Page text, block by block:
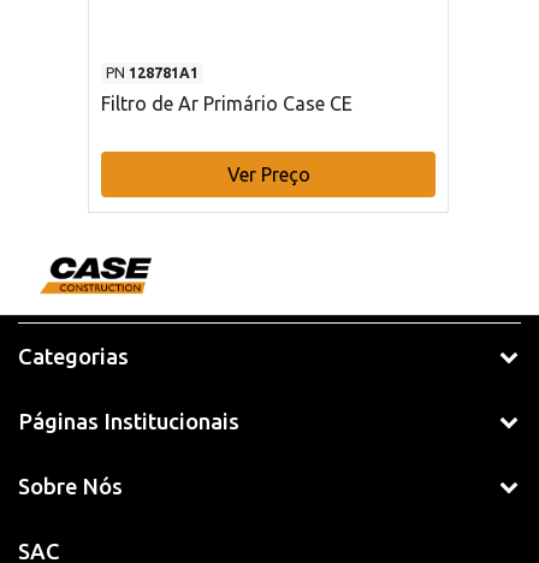
PN 128781A1
Filtro de Ar Primário Case CE
Ver Preço
Categorias
Páginas Institucionais
Sobre Nós
SAC